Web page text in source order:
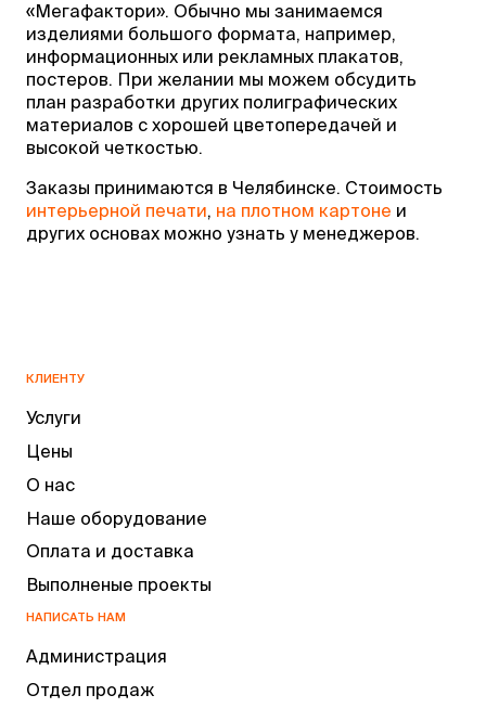
«Мегафактори». Обычно мы занимаемся
изделиями большого формата, например,
информационных или рекламных плакатов,
постеров. При желании мы можем обсудить
план разработки других полиграфических
материалов с хорошей цветопередачей и
высокой четкостью.
Заказы принимаются в Челябинске. Стоимость
интерьерной печати, на плотном картоне и
других основах можно узнать у менеджеров.
КЛИЕНТУ
Услуги
Цены
О нас
Наше оборудование
Оплата и доставка
Выполненые проекты
НАПИСАТЬ НАМ
Администрация
Отдел продаж